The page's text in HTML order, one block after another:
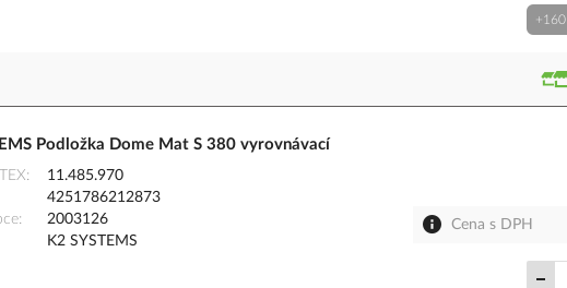
+160
Podložka Dome Mat S 380 vyrovnávací
11.485.970
4251786212873
2003126
K2 SYSTEMS
Cena s DPH